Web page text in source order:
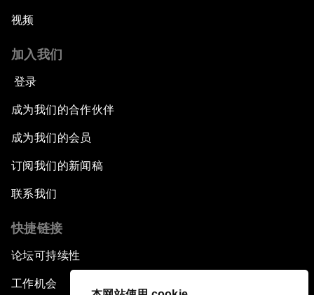
视频
加入我们
登录
成为我们的合作伙伴
成为我们的会员
订阅我们的新闻稿
联系我们
快捷链接
论坛可持续性
工作机会